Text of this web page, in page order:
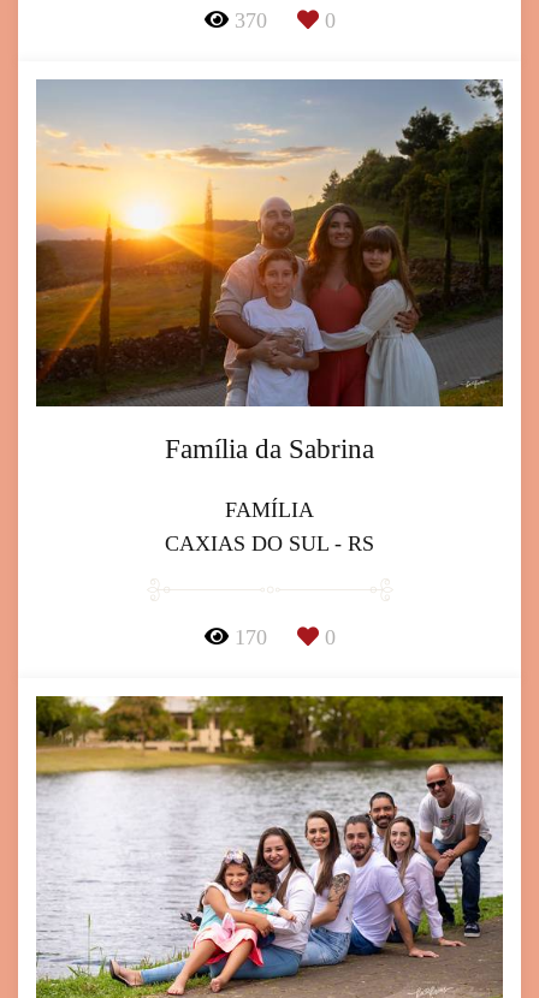
370 0
Família da Sabrina
FAMÍLIA
CAXIAS DO SUL - RS
170 0